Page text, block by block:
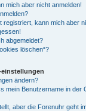
mich aber nicht anmelden!
registriert, kann mich aber
abgemeldet?
löschen“?
ändern?
mein Benutzername in der
aber die Forenuhr geht